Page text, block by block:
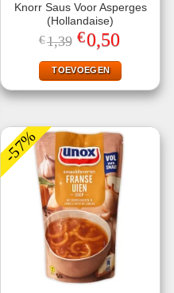
Knorr Saus Voor Asperges
(Hollandaise)
€1,39 Oorspronkelijke
prijs
was:
€1,39.
€0,50
is:
€0,50.
TOEVOEGEN
-57%